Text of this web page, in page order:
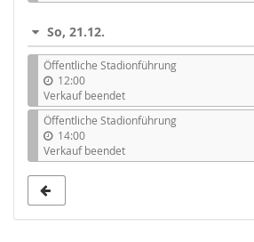
So, 21.12.
Öffentliche Stadionführung
12:00
Verkauf beendet
Öffentliche Stadionführung
14:00
Verkauf beendet